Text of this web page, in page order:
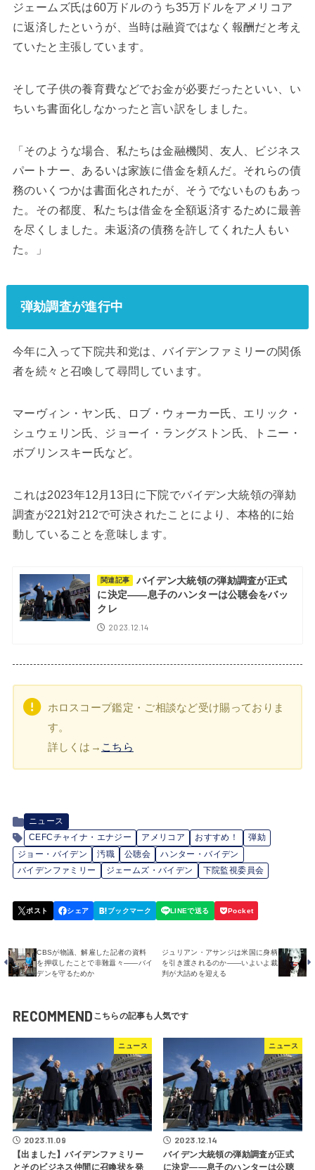
ジェームズ氏は60万ドルのうち35万ドルをアメリコア
に返済したというが、当時は融資ではなく報酬だと考え
ていたと主張しています。
そして子供の養育費などでお金が必要だったといい、い
ちいち書面化しなかったと言い訳をしました。
「そのような場合、私たちは金融機関、友人、ビジネス
パートナー、あるいは家族に借金を頼んだ。それらの債
務のいくつかは書面化されたが、そうでないものもあっ
た。その都度、私たちは借金を全額返済するために最善
を尽くしました。未返済の債務を許してくれた人もい
た。」
弾劾調査が進行中
今年に入って下院共和党は、バイデンファミリーの関係
者を続々と召喚して尋問しています。
マーヴィン・ヤン氏、ロブ・ウォーカー氏、エリック・
シュウェリン氏、ジョーイ・ラングストン氏、トニー・
ボブリンスキー氏など。
これは2023年12月13日に下院でバイデン大統領の弾劾
調査が221対212で可決されたことにより、本格的に始
動していることを意味します。
関連記事
バイデン大統領の弾劾調査が正式
に決定――息子のハンターは公聴会をバッ
クレ
2023.12.14
ホロスコープ鑑定・ご相談など受け賜っておりま
す。
詳しくは→ こちら
ニュース
CEFCチャイナ・エナジー
アメリコア おすすめ！
弾劾
ジョー・バイデン
汚職 公聴会
ハンター・バイデン
バイデンファミリー
ジェームズ・バイデン 下院監視委員会
CBSが物議、解雇した記者の資料
を押収したことで非難囂々――バイ
デンを守るためか
ジュリアン・アサンジは米国に身柄
を引き渡されるのか――いよいよ裁
判が大詰めを迎える
RECOMMEND
ニュース
2023.11.09
【出ました】バイデンファミリー
とそのビジネス仲間に召喚状を発
ニュース
2023.12.14
バイデン大統領の弾劾調査が正式
に決定――息子のハンターは公聴